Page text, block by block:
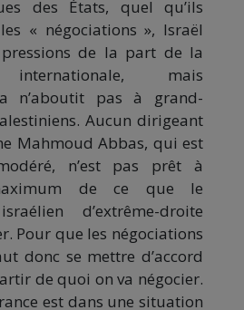
des États, quel qu’ils
« négociations », Israël
de la part de la
internationale, mais
n’aboutit pas à grand-
Aucun dirigeant
Mahmoud Abbas, qui est
n’est pas prêt à
de ce que le
d’extrême-droite
Pour que les négociations
donc se mettre d’accord
de quoi on va négocier.
est dans une situation